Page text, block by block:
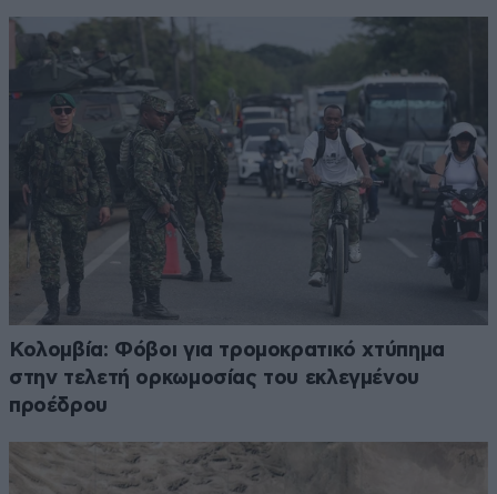
Κολομβία: Φόβοι για τρομοκρατικό χτύπημα
στην τελετή ορκωμοσίας του εκλεγμένου
προέδρου